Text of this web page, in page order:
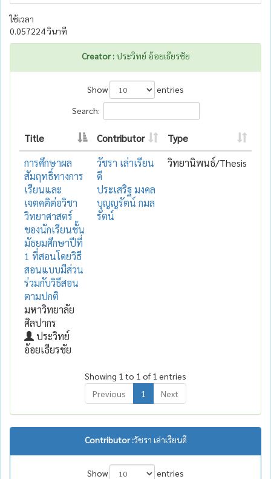
ใช้เวลา
0.057224 วินาที
Creator :ประวิทย์ อ้อยเธียรชัย
Show
entries
Search:
Title Contributor
Type
การศึกษาผล
สัมฤทธิ์ทางการ
เรียนและ
เจตคติต่อวิชา
วิทยาศาสตร์
ของนักเรียนชั้น
มัธยมศึกษาปีที่
1 ที่สอนโดยวิธี
สอนแบบมีส่วน
ร่วมกับวิธีสอน
ตามปกติ
มหาวิทยาลัย
ศิลปากร
ประวิทย์
อ้อยเธียรชัย
วัชรา เล่าเรียน
ดี
ประเสริฐ มงคล
บุญญรัตน์ กมล
รัตน์
วิทยานิพนธ์/Thesis
Showing 1 to 1 of 1 entries
Previous
1 Next
Contributor :วัชรา เล่าเรียนดี
Show
entries